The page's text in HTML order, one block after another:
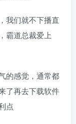
我们就不下播直
霸道总裁爱上
的感觉，通常都
了再去下载软件
点